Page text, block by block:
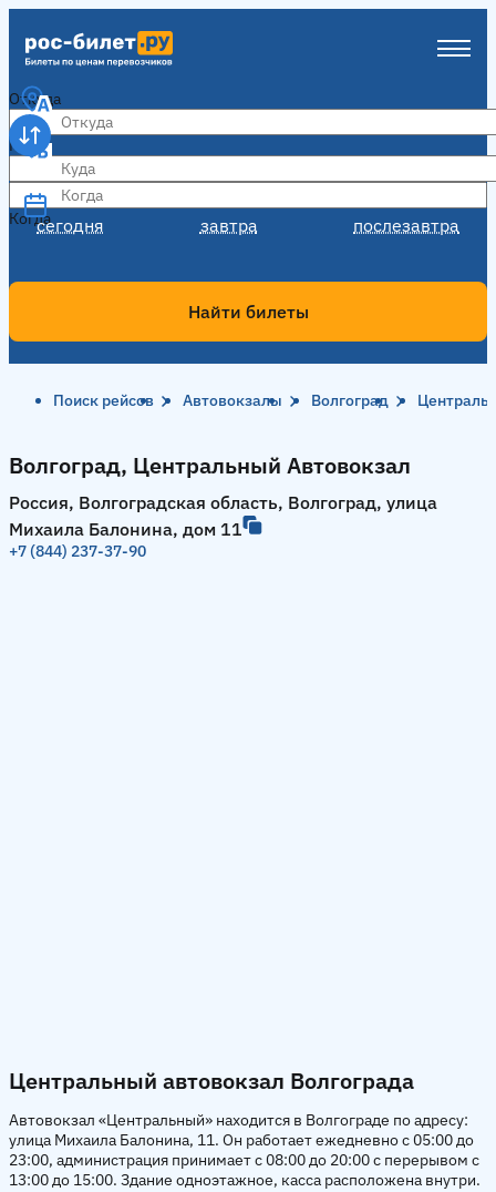
Откуда
Куда
Когда
сегодня завтра послезавтра
Когда
Найти билеты
Поиск рейсов Автовокзалы Волгоград
Волгоград, Центральный Автовокзал
Россия, Волгоградская область, Волгоград, улица
Михаила Балонина, дом 11
+7 (844) 237-37-90
Центральный автовокзал Волгограда
Автовокзал «Центральный» находится в Волгограде по адресу:
улица Михаила Балонина, 11. Он работает ежедневно с 05:00 до
23:00, администрация принимает с 08:00 до 20:00 с перерывом с
13:00 до 15:00. Здание одноэтажное, касса расположена внутри.